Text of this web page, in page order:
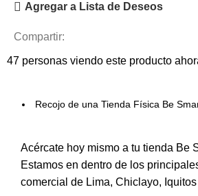
Agregar a Lista de Deseos
Compartir:
47 personas viendo este producto
Recojo de una Tienda Física Be
Acércate hoy mismo a tu tienda Be
Estamos en dentro de los
comercial de Lima, Chiclayo,